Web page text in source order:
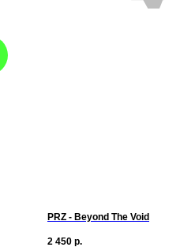
PRZ - Beyond The Void
2 450 р.